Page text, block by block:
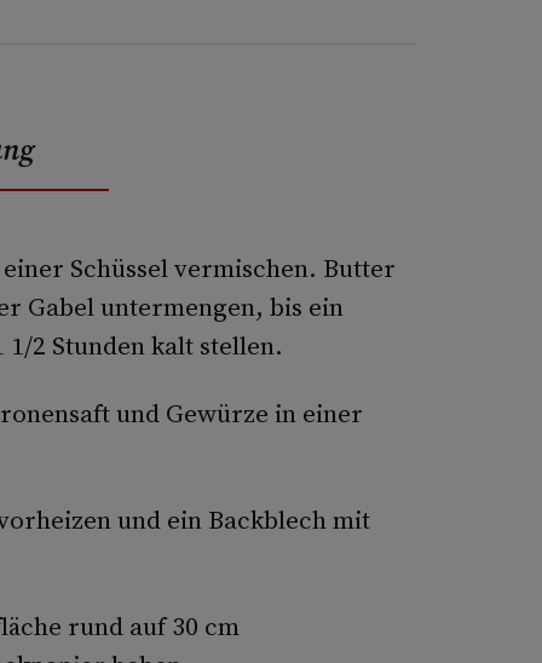
Schüssel vermischen. Butter
Gabel untermengen, bis ein
2 Stunden kalt stellen.
und Gewürze in einer
und ein Backblech mit
rund auf 30 cm